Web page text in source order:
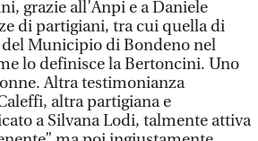
grazie all’Anpi e a Daniele
di partigiani, tra cui quella di
Municipio di Bondeno nel
lo definisce la Bertoncini. Uno
Altra testimonianza
altra partigiana e
a Silvana Lodi, talmente attiva